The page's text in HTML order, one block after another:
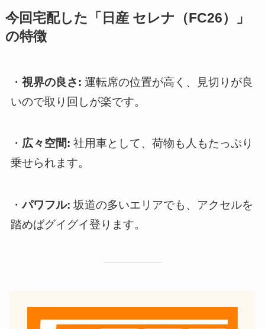
今回宅配した「日産 セレナ（FC26）」
の特徴
・ 視界の良さ: 運転席の位置が高く、見切りが良
いので取り回しが楽です。
・ 広々空間: 社用車として、荷物も人もたっぷり
乗せられます。
・パワフル: 坂道の多いエリアでも、アクセルを
踏めばグイグイ登ります。